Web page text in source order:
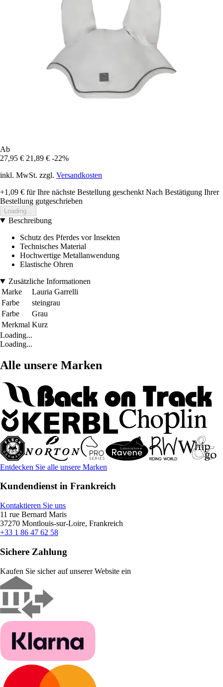
Ab
27,95 € 21,89 € -22%
inkl. MwSt. zzgl. Versandkosten
+1,09 € für Ihre nächste Bestellung geschenkt Nach Bestätigung Ihrer
Bestellung gutgeschrieben
Loading...
Beschreibung
Schutz des Pferdes vor Insekten
Technisches Material
Hochwertige Metallanwendung
Elastische Ohren
Zusätzliche Informationen
Marke
Lauria Garrelli
Farbe
steingrau
Farbe
Grau
Merkmal Kurz
Loading...
Loading...
Alle unsere Marken
Entdecken Sie alle unsere Marken
Kundendienst in Frankreich
Kontaktieren Sie uns
11 rue Bernard Maris
37270 Montlouis-sur-Loire, Frankreich
+33 1 86 47 62 58
Sichere Zahlung
Kaufen Sie sicher auf unserer Website ein